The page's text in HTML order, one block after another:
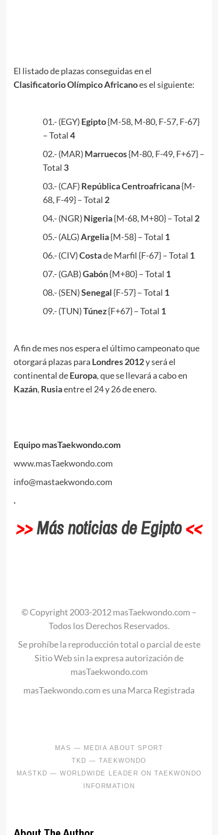
El listado de plazas conseguidas en el
Clasificatorio Olímpico Africanoes el siguiente:
01.- (EGY) Egipto{M-58, M-80, F-57, F-67}
– Total 4
02.- (MAR) Marruecos{M-80, F-49, F+67} –
Total 3
03.- (CAF) República Centroafricana{M-
68, F-49} – Total 2
04.- (NGR) Nigeria{M-68, M+80} – Total 2
05.- (ALG)Argelia{M-58} – Total 1
06.- (CIV)Costade Marfil {F-67} – Total 1
07.- (GAB)Gabón{M+80} – Total 1
08.- (SEN)Senegal{F-57} – Total 1
09.- (TUN)Túnez{F+67} – Total 1
A fin de mes nos espera el último campeonato que
otorgará plazas para Londres 2012y será el
continental deEuropa, que se llevará a cabo en
Kazán, Rusiaentre el 24 y 26 de enero.
Equipo masTaekwondo.com
www.masTaekwondo.com
info@mastaekwondo.com
.
>>Más noticias de Egipto<<
© Copyright 2003-2012 masTaekwondo.com –
Todos los Derechos Reservados.
Se prohíbe la reproducción total o parcial de este
Sitio Web sin la expresa autorización de
masTaekwondo.com
masTaekwondo.com es una Marca Registrada